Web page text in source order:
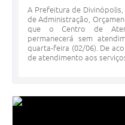
A Prefeitura de
de Administração,
que o Centro de
permanecerá sem
quarta-feira (02/06). De
de atendimento aos